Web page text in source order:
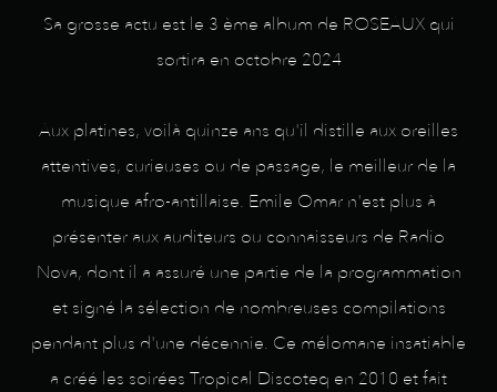
Sa grosse actu est le 3 ème album de ROSEAUX qui
sortira en octobre 2024
Aux platines, voilà quinze ans qu'il distille aux oreilles
attentives, curieuses ou de passage, le meilleur de la
musique afro-antillaise. Emile Omar n'est plus à
présenter aux auditeurs ou connaisseurs de Radio
Nova, dont il a assuré une partie de la programmation
et signé la sélection de nombreuses compilations
pendant plus d'une décennie. Ce mélomane insatiable
a créé les soirées Tropical Discoteq en 2010 et fait